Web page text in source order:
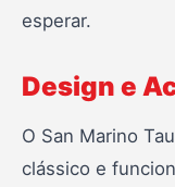
esperar.
Design e
O San Marino
clássico e